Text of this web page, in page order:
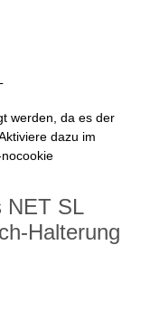
werden, da es der
dazu im
NET SL
Halterung